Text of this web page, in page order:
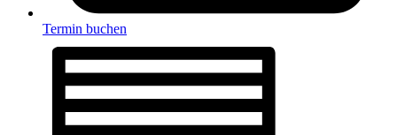
Termin buchen